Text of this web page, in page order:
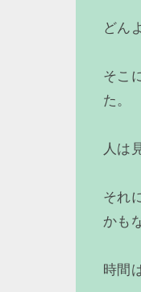
どん
そこ
た。
人は
それ
かも
時間